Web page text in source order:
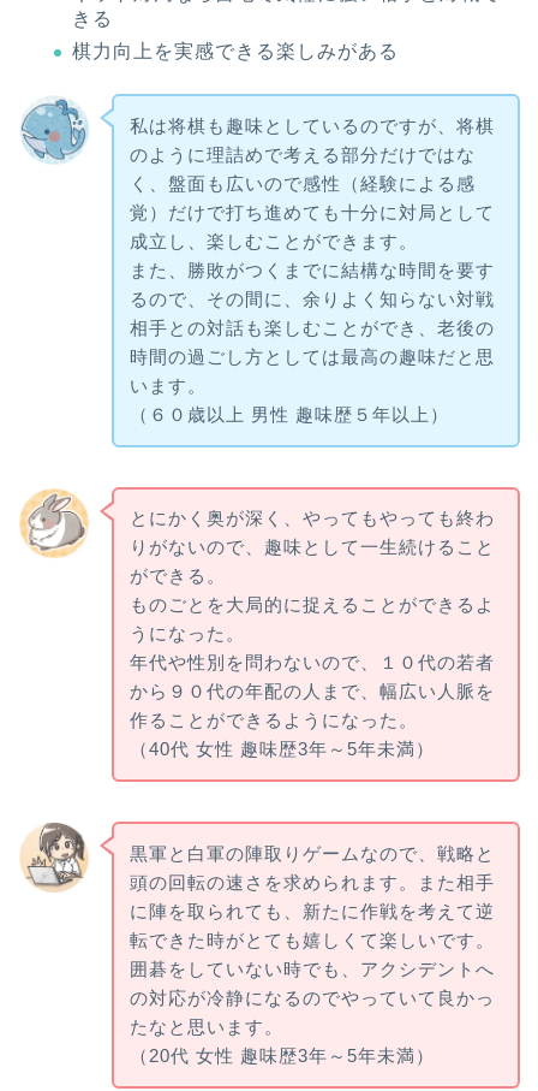
きる
棋力向上を実感できる楽しみがある
私は将棋も趣味としているのですが、将棋
のように理詰めで考える部分だけではな
く、盤面も広いので感性（経験による感
覚）だけで打ち進めても十分に対局として
成立し、楽しむことができます。
また、勝敗がつくまでに結構な時間を要す
るので、その間に、余りよく知らない対戦
相手との対話も楽しむことができ、老後の
時間の過ごし方としては最高の趣味だと思
います。
（６０歳以上 男性 趣味歴５年以上）
とにかく奥が深く、やってもやっても終わ
りがないので、趣味として一生続けること
ができる。
ものごとを大局的に捉えることができるよ
うになった。
年代や性別を問わないので、１０代の若者
から９０代の年配の人まで、幅広い人脈を
作ることができるようになった。
（40代 女性 趣味歴3年～5年未満）
黒軍と白軍の陣取りゲームなので、戦略と
頭の回転の速さを求められます。また相手
に陣を取られても、新たに作戦を考えて逆
転できた時がとても嬉しくて楽しいです。
囲碁をしていない時でも、アクシデントへ
の対応が冷静になるのでやっていて良かっ
たなと思います。
（20代 女性 趣味歴3年～5年未満）